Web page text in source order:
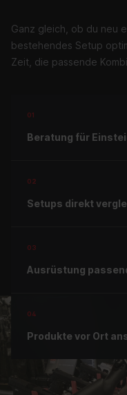
Ganz gleich, ob du neu
bestehendes Setup
Zeit, die passende
01
Beratung für
02
Setups direkt
03
Ausrüstung
04
Produkte vor Ort